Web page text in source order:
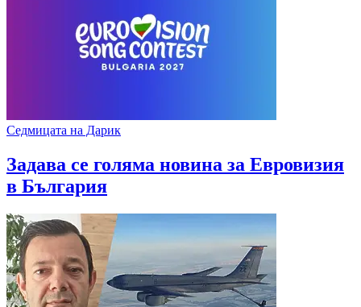
Седмицата на Дарик
Задава се голяма новина за Евровизия
в България